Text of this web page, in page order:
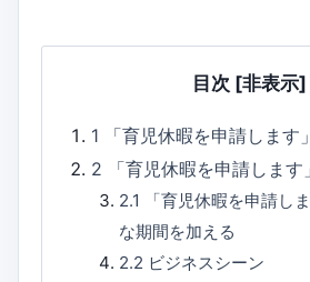
目次 [非表示]
1
「育児休暇を申請します
2
「育児休暇を申請しま
2.1
「育児休暇を申請し
な期間を加える
2.2 ビジネスシーン